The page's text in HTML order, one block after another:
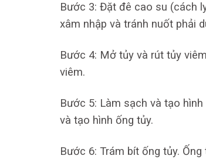
Bước 3: Đặt đê cao su (cách
xâm nhập và tránh nuốt phải
Bước 4: Mở tủy và rút tủy
viêm.
Bước 5: Làm sạch và tạo
và tạo hình ống tủy.
Bước 6: Trám bít ống tủy.